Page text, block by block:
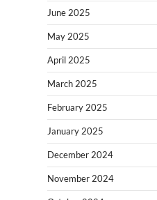
June 2025
May 2025
April 2025
March 2025
February 2025
January 2025
December 2024
November 2024